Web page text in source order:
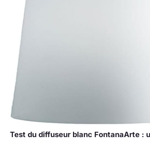
Test du diffuseur blanc FontanaArte :